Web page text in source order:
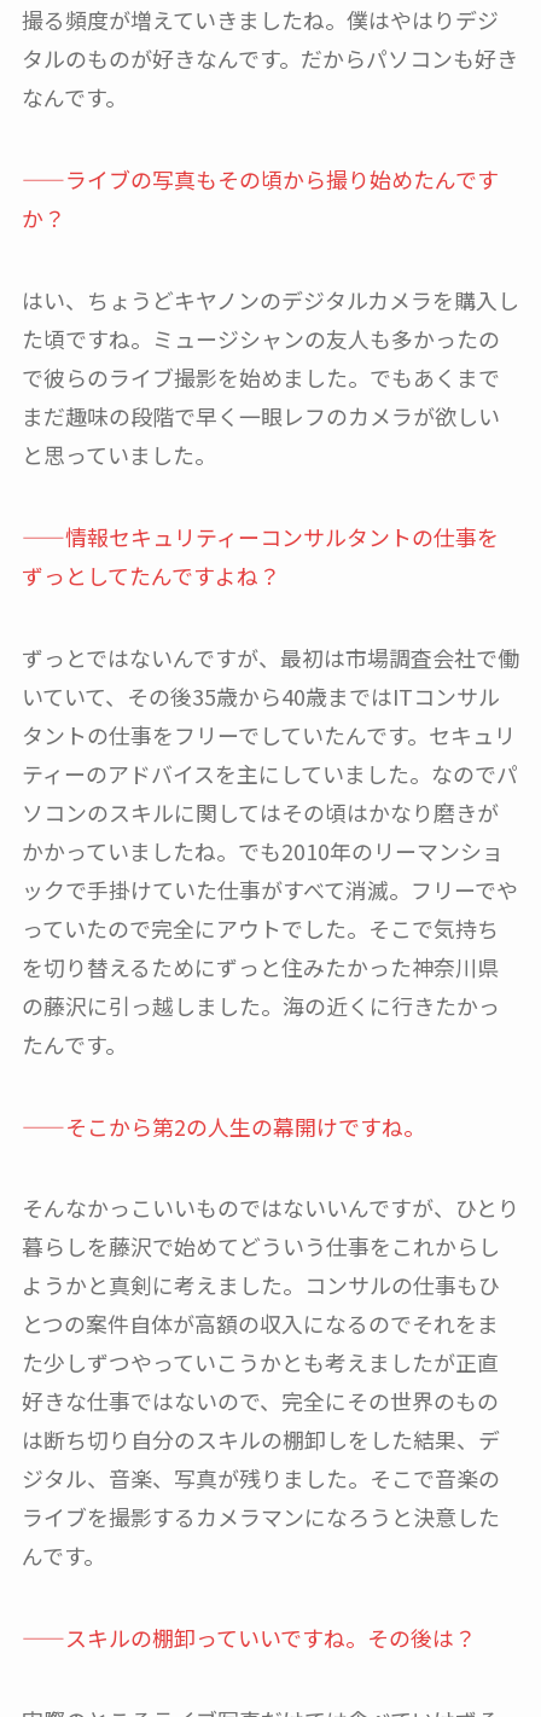
撮る頻度が増えていきましたね。僕はやはりデジ
タルのものが好きなんです。だからパソコンも好き
なんです。
——ライブの写真もその頃から撮り始めたんです
か？
はい、ちょうどキヤノンのデジタルカメラを購入し
た頃ですね。ミュージシャンの友人も多かったの
で彼らのライブ撮影を始めました。でもあくまで
まだ趣味の段階で早く一眼レフのカメラが欲しい
と思っていました。
——情報セキュリティーコンサルタントの仕事を
ずっとしてたんですよね？
ずっとではないんですが、最初は市場調査会社で働
いていて、その後35歳から40歳まではITコンサル
タントの仕事をフリーでしていたんです。セキュリ
ティーのアドバイスを主にしていました。なのでパ
ソコンのスキルに関してはその頃はかなり磨きが
かかっていましたね。でも2010年のリーマンショ
ックで手掛けていた仕事がすべて消滅。フリーでや
っていたので完全にアウトでした。そこで気持ち
を切り替えるためにずっと住みたかった神奈川県
の藤沢に引っ越しました。海の近くに行きたかっ
たんです。
——そこから第2の人生の幕開けですね。
そんなかっこいいものではないいんですが、ひとり
暮らしを藤沢で始めてどういう仕事をこれからし
ようかと真剣に考えました。コンサルの仕事もひ
とつの案件自体が高額の収入になるのでそれをま
た少しずつやっていこうかとも考えましたが正直
好きな仕事ではないので、完全にその世界のもの
は断ち切り自分のスキルの棚卸しをした結果、デ
ジタル、音楽、写真が残りました。そこで音楽の
ライブを撮影するカメラマンになろうと決意した
んです。
——スキルの棚卸っていいですね。その後は？